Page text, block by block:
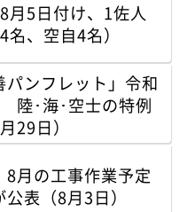
5日付け、1佐人
、空自4名）
パンフレット」令和
陸･海･空士の特例
29日）
月の工事作業予定
表（8月3日）